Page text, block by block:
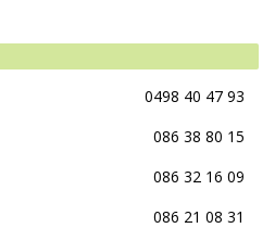
0498 40 47 93
086 38 80 15
086 32 16 09
086 21 08 31